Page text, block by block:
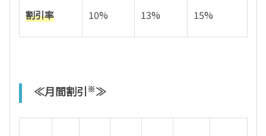
割引率 10% 13% 15%
≪月間割引 ※≫